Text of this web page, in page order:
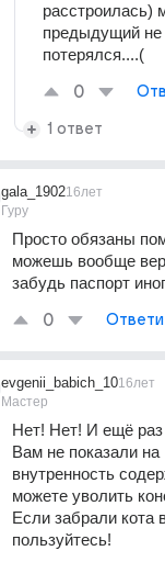
расстроилась)
предыдущий не
потерялся....(
0
1 ответ
gala_1902
Гуру
16лет
Просто обязаны
можешь вообще
забудь паспорт
0
evgenii_babich_10
Мастер
16лет
Нет! Нет! И ещё
Вам не показали на
внутренность
можете уволить
Если забрали кота
пользуйтесь!